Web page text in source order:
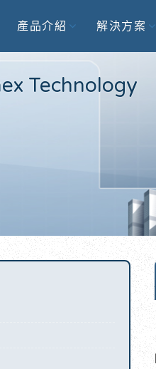
Technology
產品介紹 解決方案